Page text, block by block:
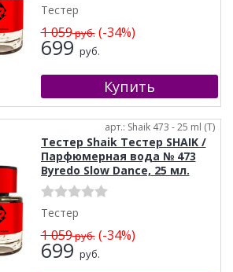
Тестер
1 059руб.(-34%)
699 руб.
арт.: Shaik 473 - 25 ml (T)
Тестер Shaik Тестер SHAIK /
Парфюмерная вода № 473
Byredo Slow Dance, 25 мл.
Тестер
1 059руб.(-34%)
699 руб.